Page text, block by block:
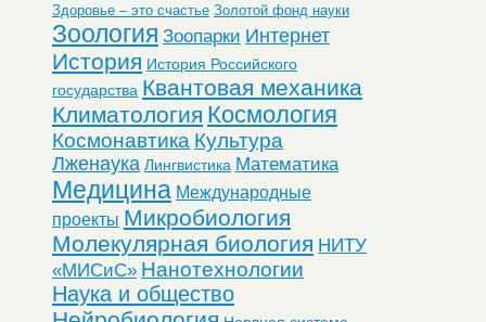
Здоровье – это счастье Золотой фонд науки
Зоология Зоопарки Интернет
История История Российского
государства Квантовая механика
Климатология Космология
Космонавтика Культура
Лженаука Лингвистика Математика
Медицина Международные
проекты Микробиология
Молекулярная биология НИТУ
«МИСиС» Нанотехнологии
Наука и общество